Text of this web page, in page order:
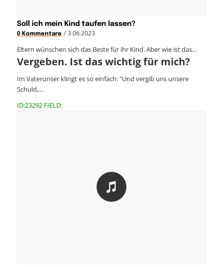
Soll ich mein Kind taufen lassen?
0 Kommentare / 3.06.2023
Eltern wünschen sich das Beste für ihr Kind. Aber wie ist das…
Vergeben. Ist das wichtig für mich?
Im Vaterunser klingt es so einfach: "Und vergib uns unsere
Schuld,…
ID:23292 FIELD: